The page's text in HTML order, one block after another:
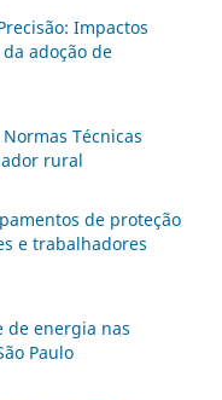
Impactos
adoção de
Técnicas
rural
de proteção
e trabalhadores
de energia nas
Paulo